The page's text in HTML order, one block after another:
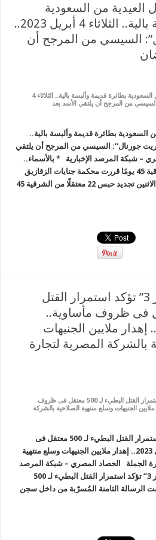
من السعودية
بطائرة قديمة وألبسة بالية.. الثلاثاء 4 أبريل 2023..
السيسي من المرجح أن
على زيارة السيسي لتسول العيدية من السعودية بطائرة قديمة وألبسة بالية.. الثلاثاء 4
السيسي من المرجح أن يلتقي الأسد بعد
بطائرة قديمة وألبسة بالية..
2023.. “وول ستريت جورنال”: السيسي من المرجح أن يلتقي
– شبكة المرصد الإخبارية * بالأسماء..
تجديد حبس 22 معتقلًا من الشرقية 45 يومًا قررت محكمة جنايات الزقازيق
المنعقدة بغرفة المشورة أمس الاثنين تجديد حبس 22 معتقلًا من الشرقية 45
رسالة من سجن “بدر 3” تؤكد استمرار القتل
500 معتقل فى ظروف مأساوية..
الاثنين 3 أبريل 2023.. إهدار ملايين الجنيهات
بالشركة المصرية لتجارة
على رسالة من سجن “بدر 3” تؤكد استمرار القتل البطيء لـ 500 معتقل فى ظروف
3 أبريل 2023.. إهدار ملايين الجنيهات وسلع منتهية الصلاحية بالشركة
رسالة من سجن “بدر 3” تؤكد استمرار القتل البطيء لـ 500 معتقل فى
ظروف مأساوية.. الاثنين 3 أبريل 2023.. إهدار ملايين الجنيهات وسلع منتهية
الجملة الحصاد المصري – شبكة المرصد
الإخبارية *رسالة من سجن “بدر 3” تؤكد استمرار القتل البطيء لـ 500
الثامنة المُسرّبة من داخل سجن